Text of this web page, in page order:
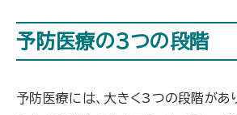
予防医療の3つの段階
予防医療には、大きく3つの段階があ